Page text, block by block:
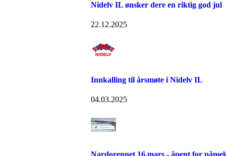
Nidelv IL ønsker dere en riktig god jul
22.12.2025
Innkalling til årsmøte i Nidelv IL
04.03.2025